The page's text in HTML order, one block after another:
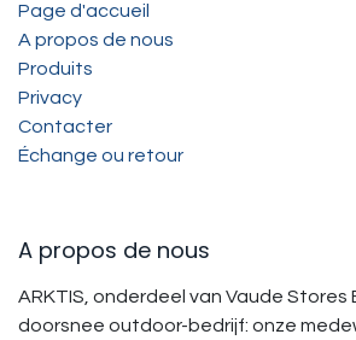
Page d'accueil
A propos de nous
Produits
Privacy
Contacter
Échange ou retour
A propos de nous
ARKTIS, onderdeel van Vaude Stores
doorsnee outdoor-bedrijf: onze